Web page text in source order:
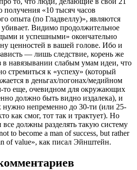
получения «10 тысяч часов
опыта (по Гладвеллу)», являются
убивает. Видимо продолжительное
и успешными» окончательно
ценностей в вашей голове. Ибо и
— лишь следствие, корень же
в навязывании слабым умам идеи, что
стремиться к «успеху» (который
в деньгах/погонах/медийном
то еще, очевидном для окружающих
должно быть видно издалека), и
нужно непременно до 30-ти (или 25-
как смог, тот так и трактует). Но
все должны разделять такую систему
to become a man of success, but rather
of value», как писал Эйнштейн.